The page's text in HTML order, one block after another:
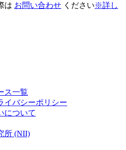
は お問い合わせ ください※詳し
ス一覧
イバシーポリシー
について
所 (NII)